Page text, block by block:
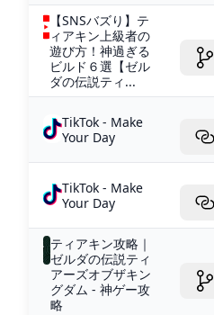
【SNSバズり】テ
ィアキン上級者の
遊び方！神過ぎる
ビルド６選【ゼル
ダの伝説ティ...
TikTok - Make
Your Day
TikTok - Make
Your Day
ティアキン攻略｜
ゼルダの伝説ティ
アーズオブザキン
グダム - 神ゲー攻
略